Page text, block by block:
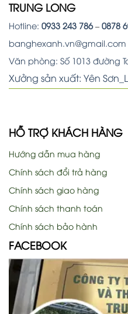
TRUNG LONG
Hotline: 0933 243 786– 0878
banghexanh.vn@gmail.com
Văn phòng: Số 1013 đường
Xưởng sản xuất: Yên
HỖ TRỢ KHÁCH HÀNG
Hướng dẫn mua hàng
Chính sách đổi trả hàng
Chính sách giao hàng
Chính sách thanh toán
Chính sách bảo hành
FACEBOOK